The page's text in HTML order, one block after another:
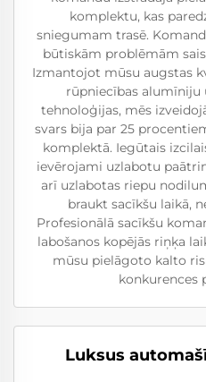
komplektu, kas
sniegumam trasē.
būtiskām problēmām
Izmantojot mūsu augstas
rūpniecības alumīniju
tehnoloģijas, mēs
svars bija par 25
komplektā. Iegūtais
ievērojami uzlabotu
arī uzlabotas riepu
braukt sacīkšu laikā,
Profesionālā sacīkšu
labošanos kopējās riņķa
mūsu pielāgoto kalto
konkurences
Luksus